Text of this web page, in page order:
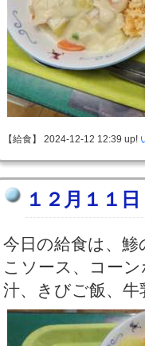
【給食】 2024-12-12 12:39 up!
１２月１１
今日の給食は、
こソース、コー
汁、きびご飯、牛